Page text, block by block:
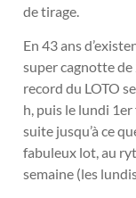
de tirage.
En 43 ans
super cagnotte
record du LOTO
h, puis le lundi
suite jusqu’à ce
fabuleux lot, au
semaine (les